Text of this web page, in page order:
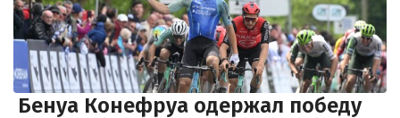
Бенуа Конефруа одержал победу